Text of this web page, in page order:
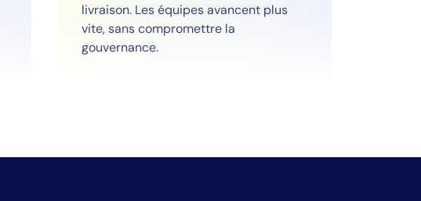
livraison. Les équipes avancent plus
vite, sans compromettre la
gouvernance.